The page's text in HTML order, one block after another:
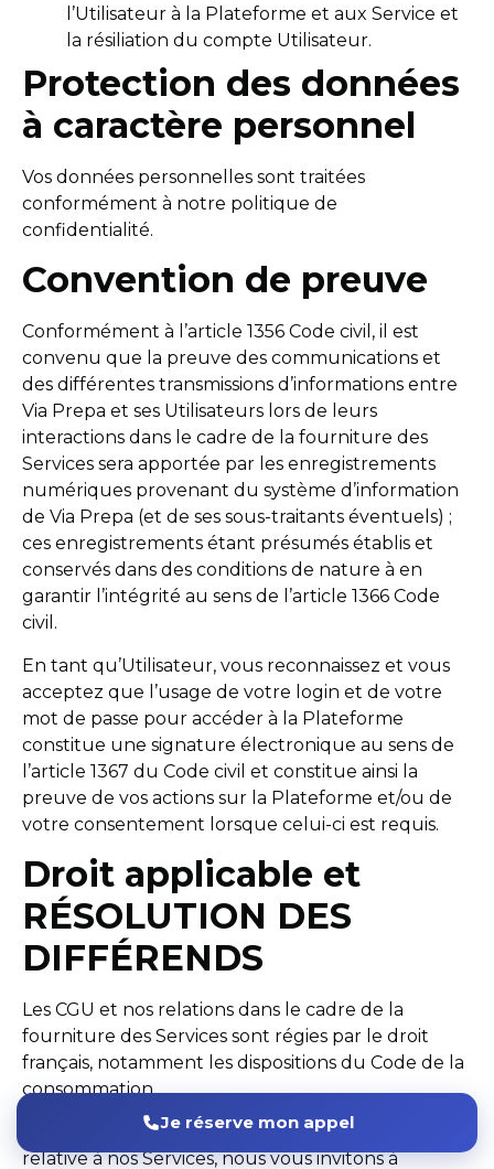
Je réserve mon appel
l’Utilisateur à la Plateforme et aux Service et
la résiliation du compte Utilisateur.
Protection des données
à caractère personnel
Vos données personnelles sont traitées
conformément à notre politique de
confidentialité.
Convention de preuve
Conformément à l’article 1356 Code civil, il est
convenu que la preuve des communications et
des différentes transmissions d’informations entre
Via Prepa et ses Utilisateurs lors de leurs
interactions dans le cadre de la fourniture des
Services sera apportée par les enregistrements
numériques provenant du système d’information
de Via Prepa (et de ses sous-traitants éventuels) ;
ces enregistrements étant présumés établis et
conservés dans des conditions de nature à en
garantir l’intégrité au sens de l’article 1366 Code
civil.
En tant qu’Utilisateur, vous reconnaissez et vous
acceptez que l’usage de votre login et de votre
mot de passe pour accéder à la Plateforme
constitue une signature électronique au sens de
l’article 1367 du Code civil et constitue ainsi la
preuve de vos actions sur la Plateforme et/ou de
votre consentement lorsque celui-ci est requis.
Droit applicable et
RÉSOLUTION DES
DIFFÉRENDS
Les CGU et nos relations dans le cadre de la
fourniture des Services sont régies par le droit
français, notamment les dispositions du Code de la
consommation.
Pour toute question, difficulté ou réclamation
relative à nos Services, nous vous invitons à